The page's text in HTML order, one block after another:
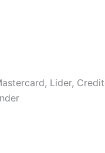
Lider,